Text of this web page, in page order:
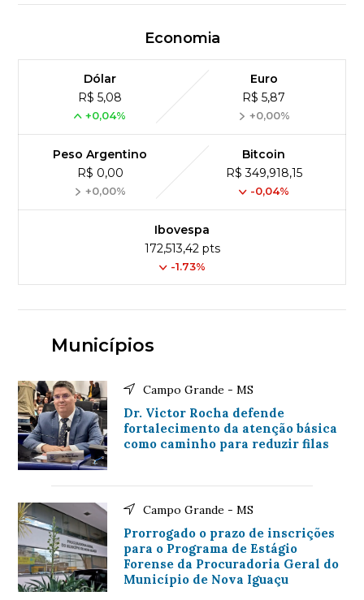
Economia
Dólar
R$ 5,08
+0,04%
Euro
R$ 5,87
+0,00%
Peso Argentino
R$ 0,00
+0,00%
Bitcoin
R$ 349,918,15
-0,04%
Ibovespa
172,513,42 pts
-1.73%
Municípios
Campo Grande - MS
Dr. Victor Rocha defende
fortalecimento da atenção básica
como caminho para reduzir filas
Campo Grande - MS
Prorrogado o prazo de inscrições
para o Programa de Estágio
Forense da Procuradoria Geral do
Município de Nova Iguaçu